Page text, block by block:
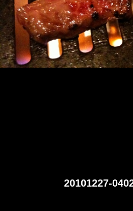
20101227-